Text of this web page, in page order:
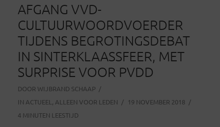
AFGANG VVD-
CULTUURWOORDVOERDER
TIJDENS BEGROTINGSDEBAT
IN SINTERKLAASSFEER, MET
SURPRISE VOOR PVDD
DOOR WIJBRAND SCHAAP
IN ACTUEEL , ALLEEN VOOR LEDEN
19 NOVEMBER 2018
4 MINUTEN LEESTIJD